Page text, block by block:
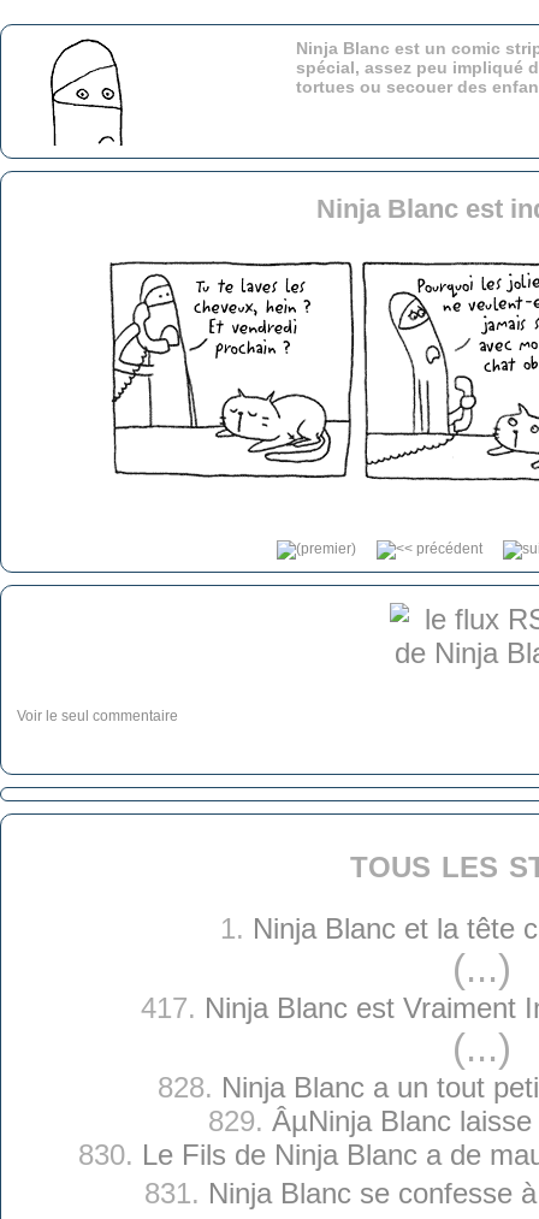
Ninja Blanc est un comic
spécial, assez peu impliqué
tortues ou secouer des
Ninja Blanc est
Voir le seul commentaire
tous les
1. Ninja Blanc et la tête
(...)
417. Ninja Blanc est Vraiment
(...)
828. Ninja Blanc a un tout
829. ÂµNinja Blanc
830. Le Fils de Ninja Blanc a de
831. Ninja Blanc se confesse à